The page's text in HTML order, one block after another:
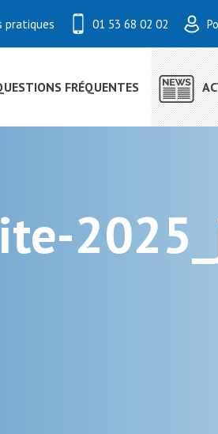
pratiques 01 53 68 02 02
FRÉQUENTES